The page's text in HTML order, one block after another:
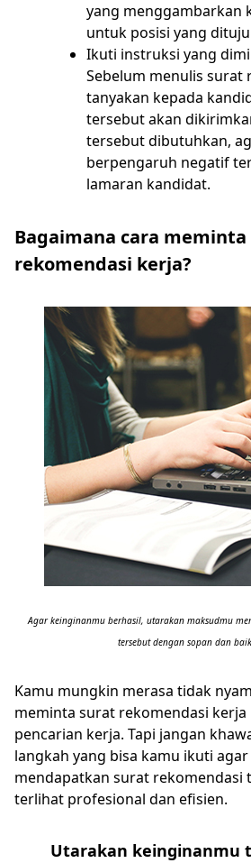
yang menggambarkan
untuk posisi yang
Ikuti instruksi yang
Sebelum menulis surat
tanyakan kepada
tersebut akan
tersebut dibutuhkan,
berpengaruh negatif
lamaran kandidat.
Bagaimana cara
rekomendasi kerja?
Agar keinginanmu berhasil, utarakan maksudmu
tersebut dengan sopan dan baik
Kamu mungkin merasa tidak
meminta surat rekomendasi
pencarian kerja. Tapi jangan
langkah yang bisa kamu ikuti
mendapatkan surat rekomendasi
terlihat profesional dan efisien.
Utarakan keinginanmu